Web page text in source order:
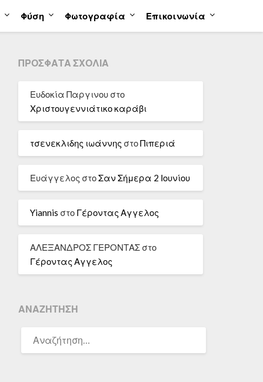
Φύση Φωτογραφία Επικοινωνία
ΠΡΌΣΦΑΤΑ ΣΧΌΛΙΑ
Ευδοκία Παργινουστο
Χριστουγεννιάτικο καράβι
τσενεκλιδης ιωάννης στοΠιπεριά
Ευάγγελος στοΣαν Σήμερα 2 Ιουνίου
Yiannis στο Γέροντας Αγγελος
ΑΛΕΞΑΝΔΡΟΣ ΓΕΡΟΝΤΑΣστο
Γέροντας Αγγελος
ΑΝΑΖΉΤΗΣΗ
ΓΙΑ: